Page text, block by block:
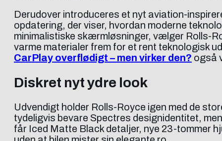
Derudover introduceres et nyt aviation-
opdatering, der viser, hvordan moderne
minimalistiske skærmløsninger, vælger Rolls-
varme materialer frem for et rent teknologisk
CarPlay overflødigt – men virker den? også
Diskret nyt ydre look
Udvendigt holder Rolls-Royce igen med de
tydeligvis bevare Spectres designidentitet,
får Iced Matte Black detaljer, nye 23-tommer